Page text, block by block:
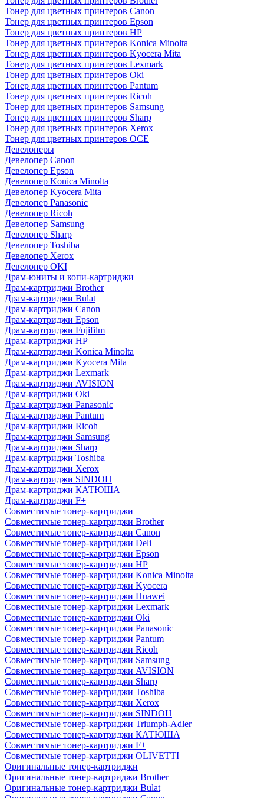
Тонер для цветных принтеров Canon
Тонер для цветных принтеров Epson
Тонер для цветных принтеров HP
Тонер для цветных принтеров Konica Minolta
Тонер для цветных принтеров Kyocera Mita
Тонер для цветных принтеров Lexmark
Тонер для цветных принтеров Oki
Тонер для цветных принтеров Pantum
Тонер для цветных принтеров Ricoh
Тонер для цветных принтеров Samsung
Тонер для цветных принтеров Sharp
Тонер для цветных принтеров Xerox
Тонер для цветных принтеров OCE
Девелоперы
Девелопер Canon
Девелопер Epson
Девелопер Konica Minolta
Девелопер Kyocera Mita
Девелопер Panasonic
Девелопер Ricoh
Девелопер Samsung
Девелопер Sharp
Девелопер Toshiba
Девелопер Xerox
Девелопер OKI
Драм-юниты и копи-картриджи
Драм-картриджи Brother
Драм-картриджи Bulat
Драм-картриджи Canon
Драм-картриджи Epson
Драм-картриджи Fujifilm
Драм-картриджи HP
Драм-картриджи Konica Minolta
Драм-картриджи Kyocera Mita
Драм-картриджи Lexmark
Драм-картриджи AVISION
Драм-картриджи Oki
Драм-картриджи Panasonic
Драм-картриджи Pantum
Драм-картриджи Ricoh
Драм-картриджи Samsung
Драм-картриджи Sharp
Драм-картриджи Toshiba
Драм-картриджи Xerox
Драм-картриджи SINDOH
Драм-картриджи КАТЮША
Драм-картриджи F+
Совместимые тонер-картриджи
Совместимые тонер-картриджи Brother
Совместимые тонер-картриджи Canon
Совместимые тонер-картриджи Deli
Совместимые тонер-картриджи Epson
Совместимые тонер-картриджи HP
Совместимые тонер-картриджи Konica Minolta
Совместимые тонер-картриджи Kyocera
Совместимые тонер-картриджи Huawei
Совместимые тонер-картриджи Lexmark
Совместимые тонер-картриджи Oki
Совместимые тонер-картриджи Panasonic
Совместимые тонер-картриджи Pantum
Совместимые тонер-картриджи Ricoh
Совместимые тонер-картриджи Samsung
Совместимые тонер-картриджи AVISION
Совместимые тонер-картриджи Sharp
Совместимые тонер-картриджи Toshiba
Совместимые тонер-картриджи Xerox
Совместимые тонер-картриджи SINDOH
Совместимые тонер-картриджи Triumph-Adler
Совместимые тонер-картриджи КАТЮША
Совместимые тонер-картриджи F+
Совместимые тонер-картриджи OLIVETTI
Оригинальные тонер-картриджи
Оригинальные тонер-картриджи Brother
Оригинальные тонер-картриджи Bulat